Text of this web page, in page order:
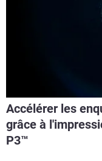
Accélérer les
grâce à
P3™